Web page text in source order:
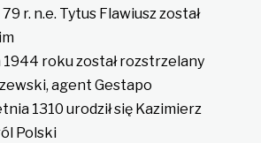
r. n.e. Tytus Flawiusz został
roku został rozstrzelany
agent Gestapo
1310 urodził się Kazimierz
Polski